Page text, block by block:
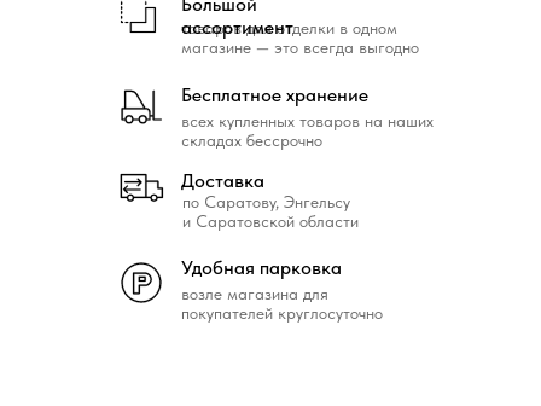
возле магазина для
покупателей круглосуточно
Удобная парковка
всех купленных товаров на наших
складах бессрочно
Бесплатное хранение
товаров для отделки в одном
магазине — это всегда выгодно
ассортимент
по Саратову, Энгельсу
и Саратовской области
Доставка